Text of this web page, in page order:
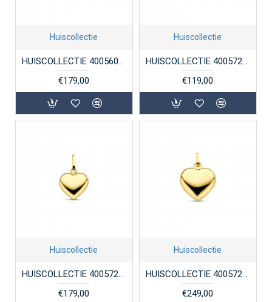
Huiscollectie
HUISCOLLECTIE 4005602 GOUDEN HANGER KLAVER-4
€179,00
Huiscollectie
HUISCOLLECTIE 4005724 GOUDEN HANGER HART
€119,00
Huiscollectie
HUISCOLLECTIE 4005725 GOUDEN HANGER HARTJE
€179,00
Huiscollectie
HUISCOLLECTIE 4005728 GOUDEN HANGER HART
€249,00